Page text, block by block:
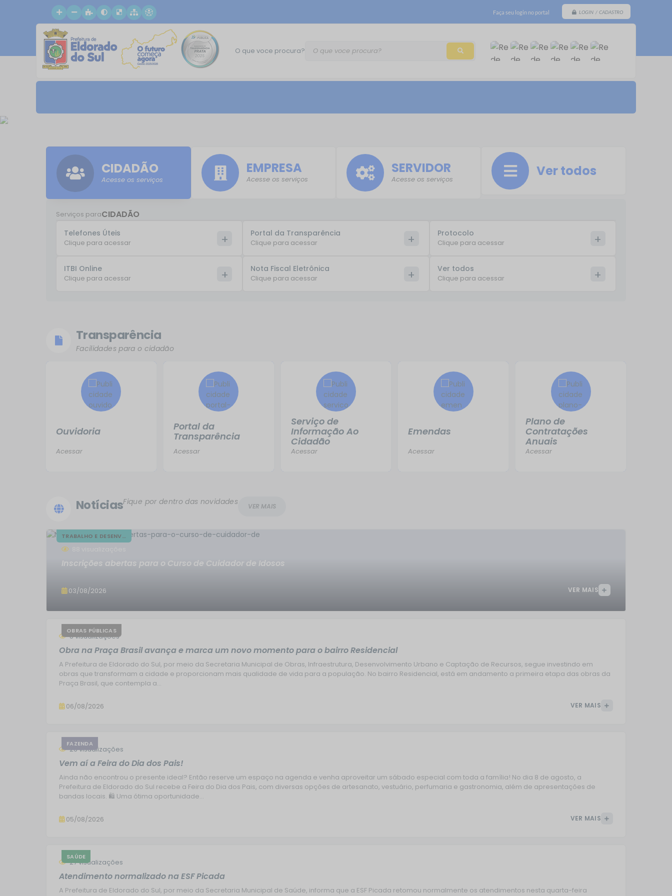
Faça seu login no portal LOGIN / CADASTRO
O que voce procura?
CIDADÃO
Acesse os serviços
EMPRESA
Acesse os serviços
SERVIDOR
Acesse os serviços
Ver todos
Serviços paraCIDADÃO
Telefones Úteis
Clique para acessar
Portal da Transparência
Clique para acessar
Protocolo
Clique para acessar
ITBI Online
Clique para acessar
Nota Fiscal Eletrônica
Clique para acessar
Ver todos
Clique para acessar
Transparência
Facilidades para o cidadão
Ouvidoria
Acessar
Portal da
Transparência
Acessar
Serviço de
Informação Ao
Cidadão
Acessar
Emendas
Acessar
Plano de
Contratações
Anuais
Acessar
NotíciasFique por dentro das novidades VER MAIS
Inscrições abertas para o Curso de Cuidador de Idosos
03/08/2026
TRABALHO E DESENV....
VER MAIS
Obra na Praça Brasil avança e marca um novo momento para o bairro Residencial
06/08/2026
OBRAS PÚBLICAS
8visualizações
A Prefeitura de Eldorado do Sul, por meio da Secretaria Municipal de Obras, Infraestrutura, Desenvolvimento Urbano e Captação de Recursos, segue investindo em
obras que transformam a cidade e proporcionam mais qualidade de vida para a população. No bairro Residencial, está em andamento a primeira etapa das obras da
Praça Brasil, que contempla a...
VER MAIS
Vem aí a Feira do Dia dos Pais!
05/08/2026
FAZENDA
26visualizações
Ainda não encontrou o presente ideal? Então reserve um espaço na agenda e venha aproveitar um sábado especial com toda a família! No dia 8 de agosto, a
Prefeitura de Eldorado do Sul recebe a Feira do Dia dos Pais, com diversas opções de artesanato, vestuário, perfumaria e gastronomia, além de apresentações de
bandas locais. 🛍️ Uma ótima oportunidade...
VER MAIS
Atendimento normalizado na ESF Picada
SAÚDE
27visualizações
A Prefeitura de Eldorado do Sul, por meio da Secretaria Municipal de Saúde, informa que a ESF Picada retomou normalmente os atendimentos nesta quarta-feira